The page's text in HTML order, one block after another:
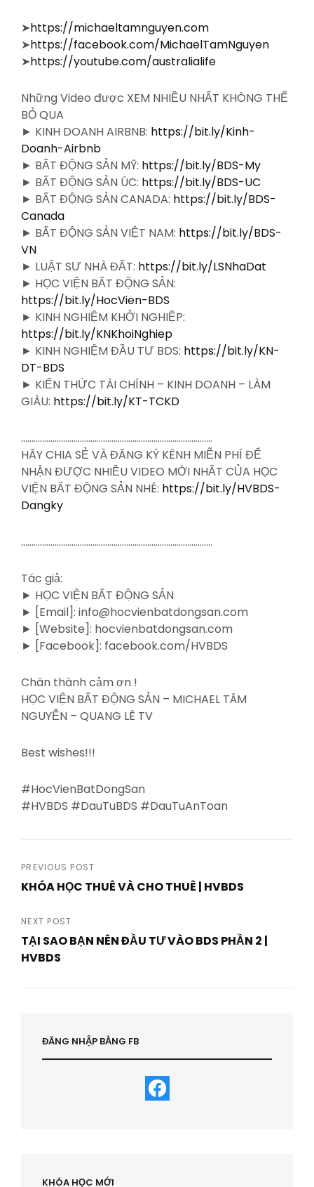
➤https://michaeltamnguyen.com
➤https://facebook.com/MichaelTamNguyen
➤https://youtube.com/australialife
Những Video được XEM NHIỀU NHẤT KHÔNG THỂ
BỎ QUA
► KINH DOANH AIRBNB: https://bit.ly/Kinh-
Doanh-Airbnb
► BẤT ĐỘNG SẢN MỸ: https://bit.ly/BDS-My
► BẤT ĐỘNG SẢN ÚC: https://bit.ly/BDS-UC
► BẤT ĐỘNG SẢN CANADA: https://bit.ly/BDS-
Canada
► BẤT ĐỘNG SẢN VIỆT NAM: https://bit.ly/BDS-
VN
► LUẬT SƯ NHÀ ĐẤT: https://bit.ly/LSNhaDat
► HỌC VIỆN BẤT ĐỘNG SẢN:
https://bit.ly/HocVien-BDS
► KINH NGHIỆM KHỞI NGHIỆP:
https://bit.ly/KNKhoiNghiep
► KINH NGHIỆM ĐẦU TƯ BDS: https://bit.ly/KN-
DT-BDS
► KIẾN THỨC TÀI CHÍNH – KINH DOANH – LÀM
GIÀU: https://bit.ly/KT-TCKD
……………………………………………………………………………….
HÃY CHIA SẺ VÀ ĐĂNG KÝ KÊNH MIỄN PHÍ ĐỂ
NHẬN ĐƯỢC NHIỀU VIDEO MỚI NHẤT CỦA HỌC
VIỆN BẤT ĐỘNG SẢN NHÉ: https://bit.ly/HVBDS-
Dangky
……………………………………………………………………………….
Tác giả:
► HỌC VIỆN BẤT ĐỘNG SẢN
► [Email]: info@hocvienbatdongsan.com
► [Website]: hocvienbatdongsan.com
► [Facebook]: facebook.com/HVBDS
Chân thành cảm ơn !
HỌC VIỆN BẤT ĐỘNG SẢN – MICHAEL TÂM
NGUYỄN – QUANG LÊ TV
Best wishes!!!
#HocVienBatDongSan
#HVBDS #DauTuBDS #DauTuAnToan
Post
navigation
PREVIOUS POST
KHÓA HỌC THUÊ VÀ CHO THUÊ | HVBDS
Post
NEXT POST
TẠI SAO BẠN NÊN ĐẦU TƯ VÀO BDS PHẦN 2 |
HVBDS
ĐĂNG NHẬP BẰNG FB
KHÓA HỌC MỚI